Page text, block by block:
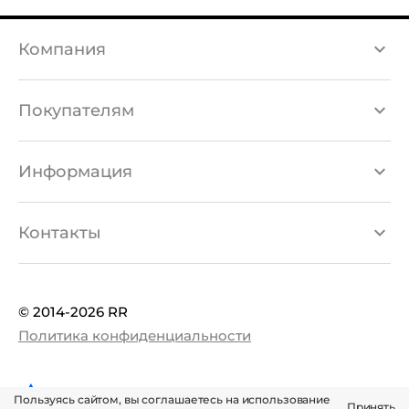
Компания
Бренды
О компании
Покупателям
Доставка и оплата
Гарантия и возврат
Магазины
Информация
Новости
Контакты
8 708 756 67 72
© 2014-2026 RR
Политика конфиденциальности
Пользуясь сайтом, вы соглашаетесь на использование